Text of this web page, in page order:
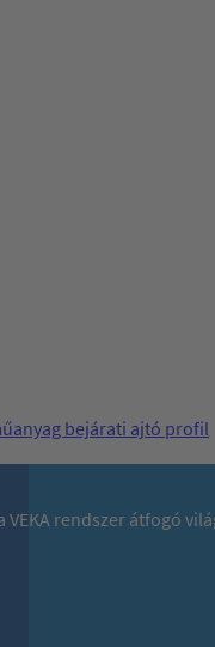
bejárati ajtó profil
rendszer átfogó